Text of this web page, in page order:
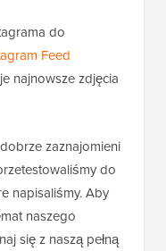
do
Feed
najnowsze zdjęcia
zaznajomieni
do
napisaliśmy. Aby
naszego
się z naszą pełną